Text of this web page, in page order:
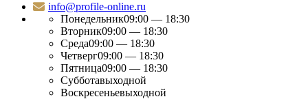
info@profile-online.ru
Понедельник09:00 — 18:30
Вторник09:00 — 18:30
Среда09:00 — 18:30
Четверг09:00 — 18:30
Пятница09:00 — 18:30
Субботавыходной
Воскресеньевыходной